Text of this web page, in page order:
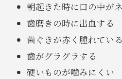
朝起きた時に口の中が
歯磨きの時に出血する
歯ぐきが赤く腫れている
歯がグラグラする
硬いものが噛みにくい